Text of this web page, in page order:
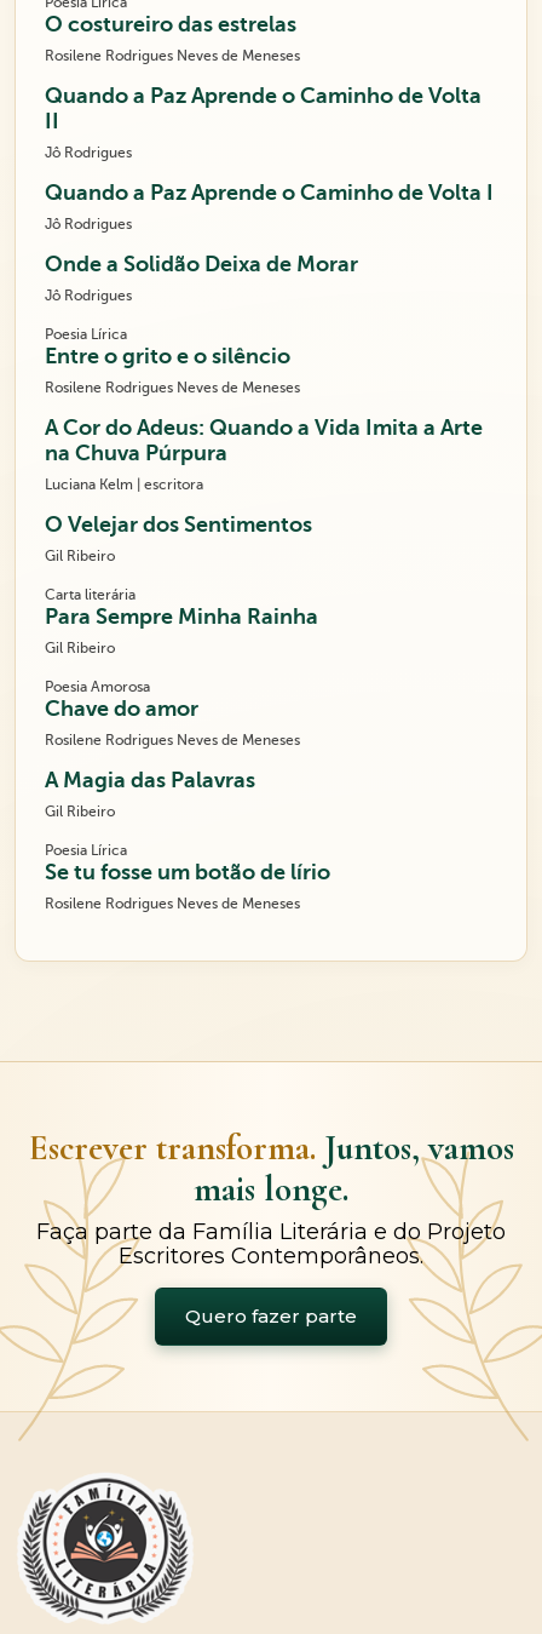
O costureiro das estrelas
Rosilene Rodrigues Neves de Meneses
Quando a Paz Aprende o Caminho de Volta
Jô Rodrigues
Quando a Paz Aprende o Caminho de Volta I
Jô Rodrigues
Onde a Solidão Deixa de Morar
Jô Rodrigues
Poesia Lírica
Entre o grito e o silêncio
Rosilene Rodrigues Neves de Meneses
A Cor do Adeus: Quando a Vida Imita a Arte
na Chuva Púrpura
Luciana Kelm | escritora
O Velejar dos Sentimentos
Gil Ribeiro
Carta literária
Para Sempre Minha Rainha
Gil Ribeiro
Poesia Amorosa
Chave do amor
Rosilene Rodrigues Neves de Meneses
A Magia das Palavras
Gil Ribeiro
Poesia Lírica
Se tu fosse um botão de lírio
Rosilene Rodrigues Neves de Meneses
Escrever transforma. Juntos, vamos
mais longe.
Faça parte da Família Literária e do Projeto
Escritores Contemporâneos.
Quero fazer parte